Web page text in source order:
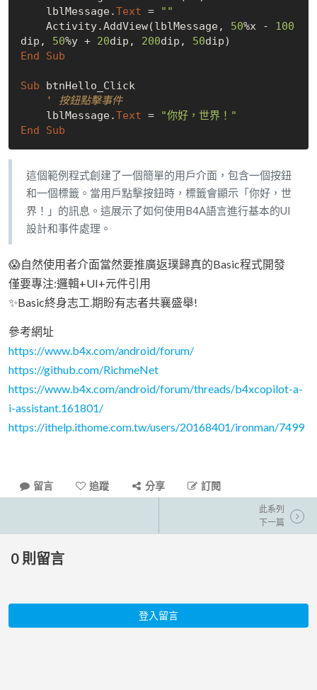
    lblMessage.
Text =
""
    Activity.AddView(lblMessage,
50%x - 100
dip, 50%y + 20dip, 200dip, 50
End
Sub
Sub btnHello_Click
' 按鈕點擊事件
    lblMessage.
Text =
"你好，世界！"
End
Sub
這個範例程式創建了一個簡單的用戶介面，包含一個按鈕
和一個標籤。當用戶點擊按鈕時，標籤會顯示「你好，世
界！」的訊息。這展示了如何使用B4A語言進行基本的UI
設計和事件處理。
😱自然使用者介面當然要推廣返璞歸真的Basic程式開發
僅要專注:邏輯+UI+元件引用
✨Basic終身志工.期盼有志者共襄盛舉!
參考網址
https://www.b4x.com/android/forum/
https://github.com/RichmeNet
https://www.b4x.com/android/forum/threads/b4xcopilot-a-
i-assistant.161801/
https://ithelp.ithome.com.tw/users/20168401/ironman/7499
留言 追蹤 分享 訂閱
此系列
下一篇
0 則留言
登入留言